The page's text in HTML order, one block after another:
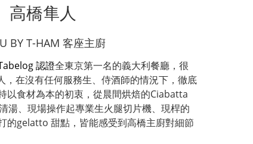
高橋隼人
BY T-HAM 客座主廚
認證全東京第一名的義大利餐廳，很
，在沒有任何服務生、侍酒師的情況下，徹底
以食材為本的初衷，從晨間烘焙的Ciabatta
湯、現場操作起專業生火腿切片機、現桿的
的gelatto 甜點，皆能感受到高橋主廚對細節